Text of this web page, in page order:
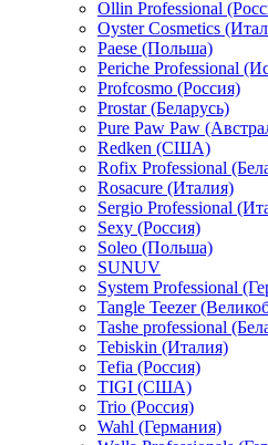
Ollin Professional
Oyster Cosmetics
Paese (Польша)
Periche Professional
Profcosmo (Россия)
Prostar (Беларусь)
Pure Paw Paw
Redken (США)
Rofix Professional
Rosacure (Италия)
Sergio Professional
Sexy (Россия)
Soleo (Польша)
SUNUV
System Professional
Tangle Teezer
Tashe professional
Tebiskin (Италия)
Tefia (Россия)
TIGI (США)
Trio (Россия)
Wahl (Германия)